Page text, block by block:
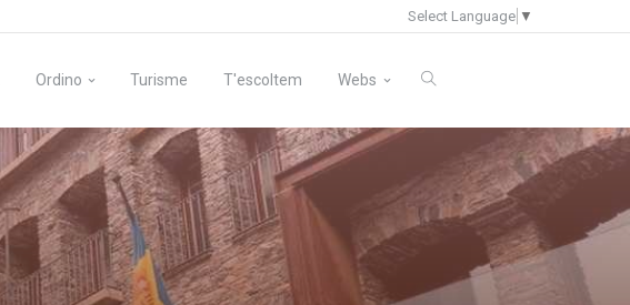
Select Language ▼
Ordino Turisme T'escoltem Webs